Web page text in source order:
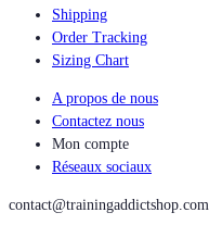
Shipping
Order Tracking
Sizing Chart
A propos de nous
Contactez nous
Mon compte
Réseaux sociaux
contact@trainingaddictshop.com